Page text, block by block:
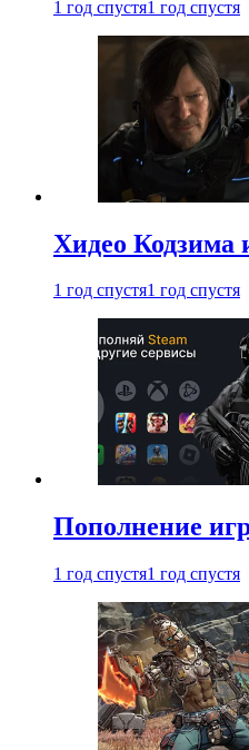
1 год спустя1 год спустя
Хидео Кодзима
1 год спустя1 год спустя
Пополнение
1 год спустя1 год спустя